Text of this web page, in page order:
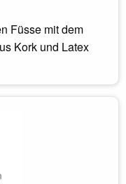
Füsse mit dem
Kork und Latex